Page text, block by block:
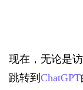
现在，无论是
跳转到 ChatGPT